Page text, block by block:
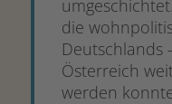
die
Deutschlands
Österreich
werden